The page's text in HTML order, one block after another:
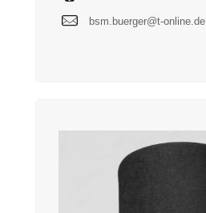
bsm.buerger@t-online.de